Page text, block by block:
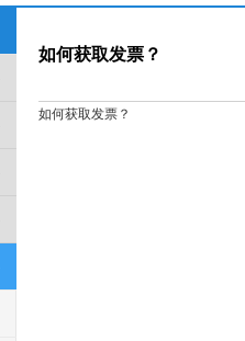
如何获取发票？
如何获取发票？